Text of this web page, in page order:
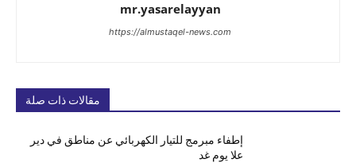
mr.yasarelayyan
https://almustaqel-news.com
مقالات ذات صلة
إطفاء مبرمج للتيار الكهربائي عن مناطق في دير
علا يوم غد